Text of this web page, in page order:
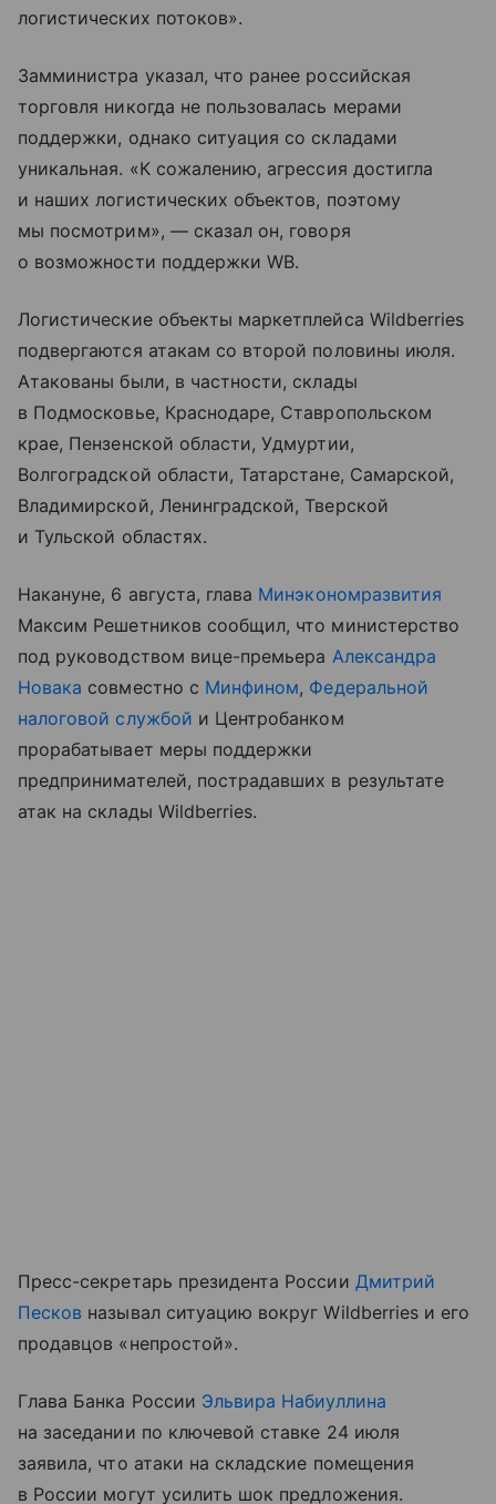
логистических потоков».
Замминистра указал, что ранее российская
торговля никогда не пользовалась мерами
поддержки, однако ситуация со складами
уникальная. «К сожалению, агрессия достигла
и наших логистических объектов, поэтому
мы посмотрим», — сказал он, говоря
о возможности поддержки WB.
Логистические объекты маркетплейса Wildberries
подвергаются атакам со второй половины июля.
Атакованы были, в частности, склады
в Подмосковье, Краснодаре, Ставропольском
крае, Пензенской области, Удмуртии,
Волгоградской области, Татарстане, Самарской,
Владимирской, Ленинградской, Тверской
и Тульской областях.
Накануне, 6 августа, глава Минэкономразвития
Максим Решетников сообщил, что министерство
под руководством вице-премьера Александра
Новака совместно с Минфином, Федеральной
налоговой службой и Центробанком
прорабатывает меры поддержки
предпринимателей, пострадавших в результате
атак на склады Wildberries.
Пресс-секретарь президента России Дмитрий
Песков называл ситуацию вокруг Wildberries и его
продавцов «непростой».
Глава Банка России Эльвира Набиуллина
на заседании по ключевой ставке 24 июля
заявила, что атаки на складские помещения
в России могут усилить шок предложения.